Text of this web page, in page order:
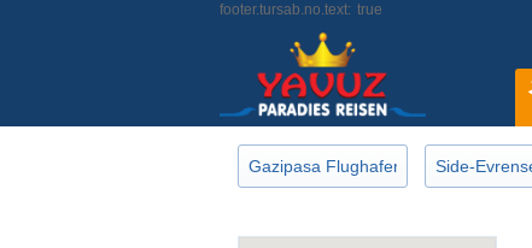
footer.tursab.no.text: true